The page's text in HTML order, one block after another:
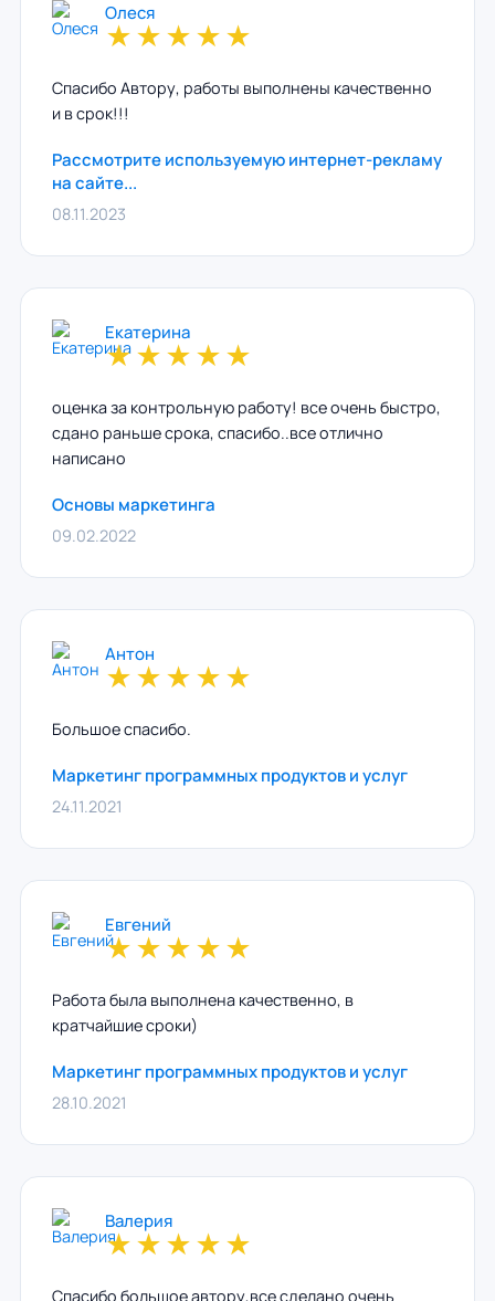
Олеся
★★★★★
Спасибо Автору, работы выполнены качественно
и в срок!!!
Рассмотрите используемую интернет-рекламу
на сайте...
08.11.2023
Екатерина
★★★★★
оценка за контрольную работу! все очень быстро,
сдано раньше срока, спасибо..все отлично
написано
Основы маркетинга
09.02.2022
Антон
★★★★★
Большое спасибо.
Маркетинг программных продуктов и услуг
24.11.2021
Евгений
★★★★★
Работа была выполнена качественно, в
кратчайшие сроки)
Маркетинг программных продуктов и услуг
28.10.2021
Валерия
★★★★★
Спасибо большое автору,все сделано очень